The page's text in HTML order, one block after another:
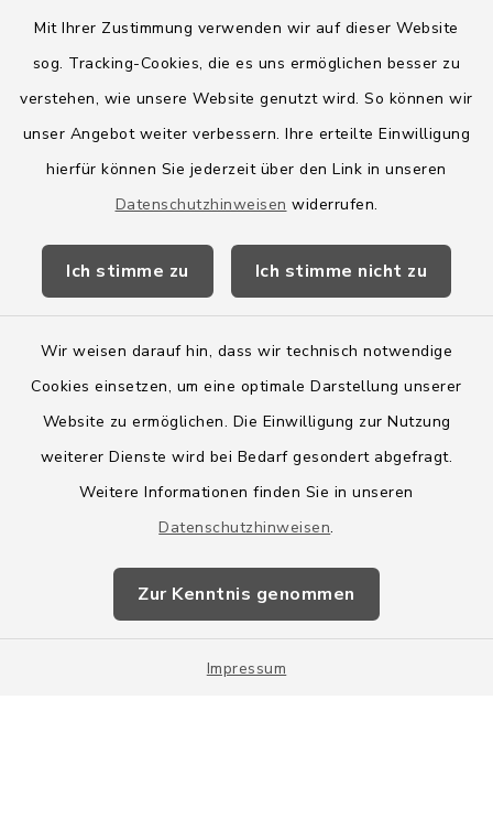
Mit Ihrer Zustimmung verwenden wir auf dieser Website
sog. Tracking-Cookies, die es uns ermöglichen besser zu
verstehen, wie unsere Website genutzt wird. So können wir
unser Angebot weiter verbessern. Ihre erteilte Einwilligung
hierfür können Sie jederzeit über den Link in unseren
Datenschutzhinweisen widerrufen.
Ich stimme zu Ich stimme nicht zu
Wir weisen darauf hin, dass wir technisch notwendige
Cookies einsetzen, um eine optimale Darstellung unserer
Website zu ermöglichen. Die Einwilligung zur Nutzung
weiterer Dienste wird bei Bedarf gesondert abgefragt.
Weitere Informationen finden Sie in unseren
Datenschutzhinweisen.
Zur Kenntnis genommen
Impressum
Quicklinks
Amt Boostedt-Rickling
Amtsbroschüre
Wege-Zweckverband
Barrierefreiheit
Impressum
Sitemap